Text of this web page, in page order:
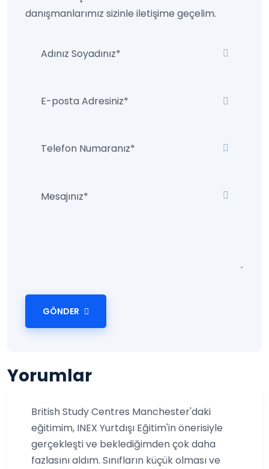
danışmanlarımız sizinle iletişime geçelim.
GÖNDER
Yorumlar
British Study Centres Manchester'daki
eğitimim, INEX Yurtdışı Eğitim'in önerisiyle
gerçekleşti ve beklediğimden çok daha
fazlasını aldım. Sınıfların küçük olması ve